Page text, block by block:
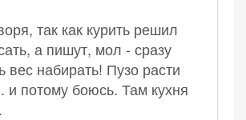
так как курить решил
а пишут, мол - сразу
вес набирать! Пузо расти
и потому боюсь. Там кухня